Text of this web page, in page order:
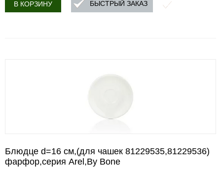
В КОРЗИНУ БЫСТРЫЙ ЗАКАЗ
Блюдце d=16 cм,(для чашек 81229535,81229536)
фарфор,серия Arel,By Bone